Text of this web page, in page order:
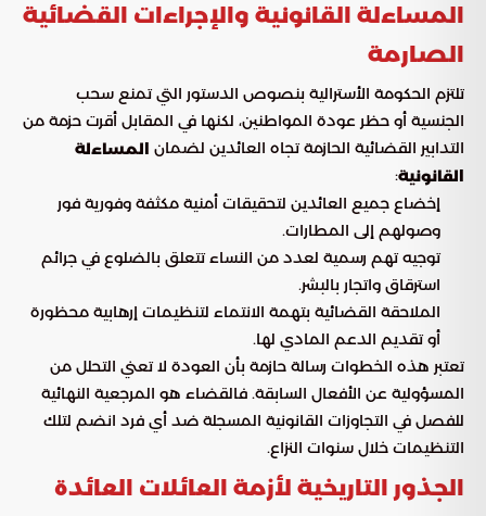
المساءلة القانونية والإجراءات القضائية
الصارمة
تلتزم الحكومة الأسترالية بنصوص الدستور التي تمنع سحب
الجنسية أو حظر عودة المواطنين، لكنها في المقابل أقرت حزمة من
التدابير القضائية الحازمة تجاه العائدين لضمان المساءلة
القانونية:
إخضاع جميع العائدين لتحقيقات أمنية مكثفة وفورية فور
وصولهم إلى المطارات.
توجيه تهم رسمية لعدد من النساء تتعلق بالضلوع في جرائم
استرقاق واتجار بالبشر.
الملاحقة القضائية بتهمة الانتماء لتنظيمات إرهابية محظورة
أو تقديم الدعم المادي لها.
تعتبر هذه الخطوات رسالة حازمة بأن العودة لا تعني التحلل من
المسؤولية عن الأفعال السابقة. فالقضاء هو المرجعية النهائية
للفصل في التجاوزات القانونية المسجلة ضد أي فرد انضم لتلك
التنظيمات خلال سنوات النزاع.
الجذور التاريخية لأزمة العائلات العائدة